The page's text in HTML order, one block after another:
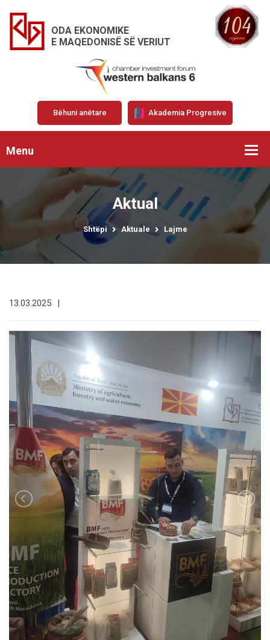
ODA EKONOMIKE
E MAQEDONISË SË VERIUT
Bëhuni anëtare Akademia Progresive
Menu
Aktual
Shtëpi Aktuale Lajme
13.03.2025 |